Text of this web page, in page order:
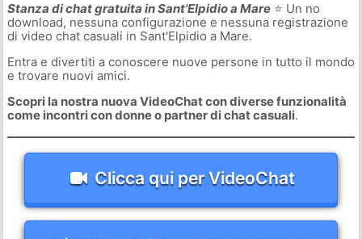
Stanza di chat gratuita in Sant'Elpidio a Mare⭐ Un no
download, nessuna configurazione e nessuna registrazione
di video chat casuali in Sant'Elpidio a Mare.
Entra e divertiti a conoscere nuove persone in tutto il mondo
e trovare nuovi amici.
Scopri la nostra nuova VideoChat con diverse funzionalità
come incontri con donne o partner di chat casuali.
Clicca qui per VideoChat